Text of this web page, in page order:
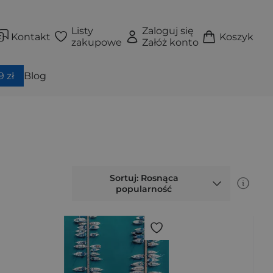
Kontakt
Listy
zakupowe
Zaloguj się
Załóż konto
Koszyk
zł Blog
Sortuj: Rosnąca
popularność